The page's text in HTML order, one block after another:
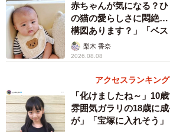
なくなり、一日中ぼーっとすることが
母をなんとか元気づけたい…と思った
母思いの孫の優しさがもたらした「祖
て、夏樹さんにお話を伺いました。
聞こえるよ！歌が聴こえる！
ーー夏樹さんの ブログ によると、
ゃった後、おばあさまは歌い出された
赤ちゃんが気になる？
の猫の愛らしさに悶絶
構図あります？」「ベス
梨木 香奈
2026.08.08
アクセスランキング
「化けましたね～」10
雰囲気ガラリの18歳に
が」「宝塚に入れそう」